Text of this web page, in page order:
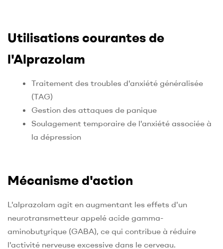
Utilisations courantes de
l'Alprazolam
Traitement des troubles d'anxiété généralisée
(TAG)
Gestion des attaques de panique
Soulagement temporaire de l'anxiété associée à
la dépression
Mécanisme d'action
L'alprazolam agit en augmentant les effets d'un
neurotransmetteur appelé acide gamma-
aminobutyrique (GABA), ce qui contribue à réduire
l'activité nerveuse excessive dans le cerveau.